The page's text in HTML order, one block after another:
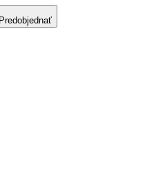
Predobjednať